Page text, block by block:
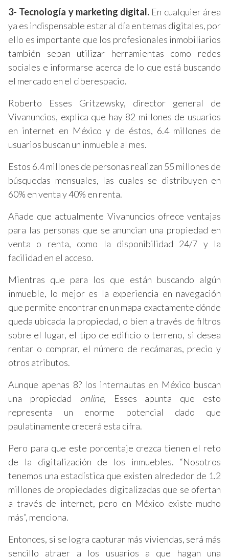
3- Tecnología y marketing digital. En cualquier área
ya es indispensable estar al día en temas digitales, por
ello es importante que los profesionales inmobiliarios
también sepan utilizar herramientas como redes
sociales e informarse acerca de lo que está buscando
el mercado en el ciberespacio.
Roberto Esses Gritzewsky, director general de
Vivanuncios, explica que hay 82 millones de usuarios
en internet en México y de éstos, 6.4 millones de
usuarios buscan un inmueble al mes.
Estos 6.4 millones de personas realizan 55 millones de
búsquedas mensuales, las cuales se distribuyen en
60% en venta y 40% en renta.
Añade que actualmente Vivanuncios ofrece ventajas
para las personas que se anuncian una propiedad en
venta o renta, como la disponibilidad 24/7 y la
facilidad en el acceso.
Mientras que para los que están buscando algún
inmueble, lo mejor es la experiencia en navegación
que permite encontrar en un mapa exactamente dónde
queda ubicada la propiedad, o bien a través de filtros
sobre el lugar, el tipo de edificio o terreno, si desea
rentar o comprar, el número de recámaras, precio y
otros atributos.
Aunque apenas 8? los internautas en México buscan
una propiedad online, Esses apunta que esto
representa un enorme potencial dado que
paulatinamente crecerá esta cifra.
Pero para que este porcentaje crezca tienen el reto
de la digitalización de los inmuebles. “Nosotros
tenemos una estadística que existen alrededor de 1.2
millones de propiedades digitalizadas que se ofertan
a través de internet, pero en México existe mucho
más”, menciona.
Entonces, si se logra capturar más viviendas, será más
sencillo atraer a los usuarios a que hagan una